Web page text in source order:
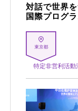
対話で世界
国際プログ
東京都
特定非営利活動